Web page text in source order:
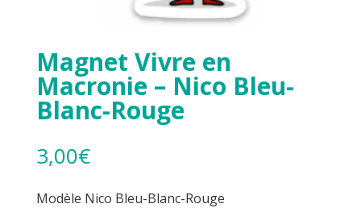
Magnet Vivre en
Macronie – Nico Bleu-
Blanc-Rouge
3,00€
Modèle Nico Bleu-Blanc-Rouge